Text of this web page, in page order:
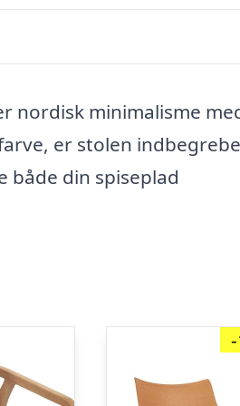
nordisk minimalisme
er stolen
din spiseplad